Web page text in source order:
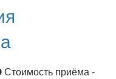
Стоимость приёма -